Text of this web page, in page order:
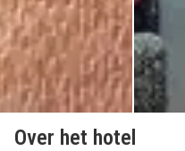
Over het hotel